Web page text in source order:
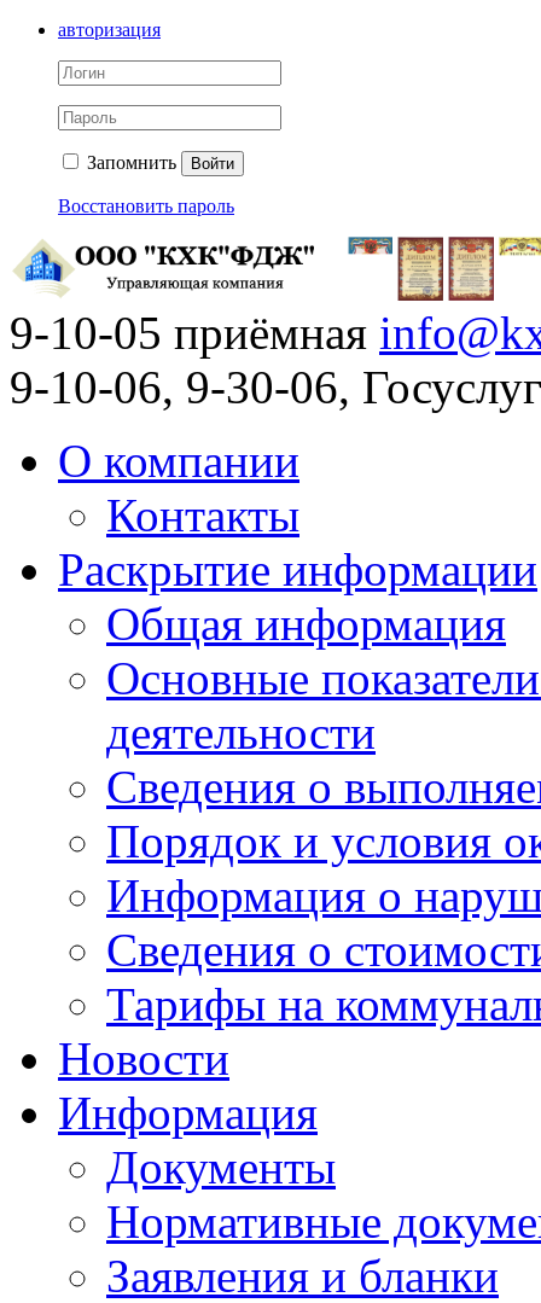
авторизация
Запомнить Войти
Восстановить пароль
9-10-05 приёмная
9-10-06, 9-30-06,
О компании
Контакты
Раскрытие информации
Общая информация
Основные
деятельности
Сведения о
Порядок и условия
Информация о
Сведения о
Тарифы на
Новости
Информация
Документы
Нормативные
Заявления и бланки